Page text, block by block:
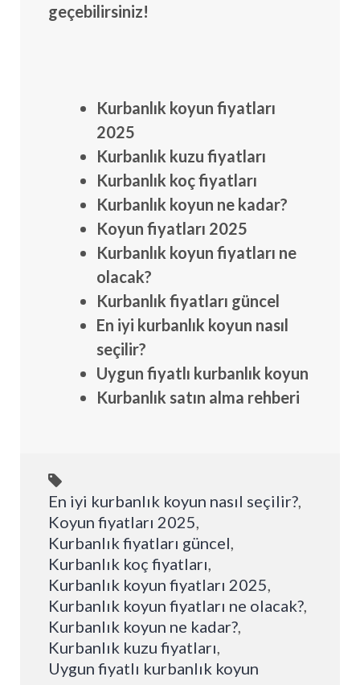
geçebilirsiniz!
Kurbanlık koyun fiyatları
2025
Kurbanlık kuzu fiyatları
Kurbanlık koç fiyatları
Kurbanlık koyun ne kadar?
Koyun fiyatları 2025
Kurbanlık koyun fiyatları ne
olacak?
Kurbanlık fiyatları güncel
En iyi kurbanlık koyun nasıl
seçilir?
Uygun fiyatlı kurbanlık koyun
Kurbanlık satın alma rehberi
En iyi kurbanlık koyun nasıl seçilir?,
Koyun fiyatları 2025,
Kurbanlık fiyatları güncel,
Kurbanlık koç fiyatları,
Kurbanlık koyun fiyatları 2025,
Kurbanlık koyun fiyatları ne olacak?,
Kurbanlık koyun ne kadar?,
Kurbanlık kuzu fiyatları,
Uygun fiyatlı kurbanlık koyun